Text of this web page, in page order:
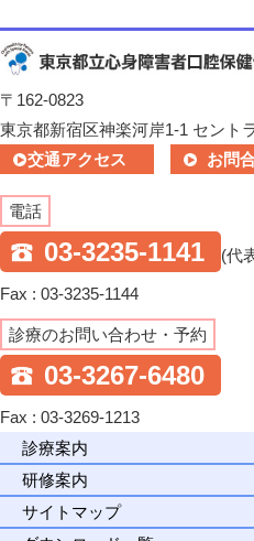
〒162-0823
東京都新宿区神楽河岸1-1 セント
交通アクセス
お問
電話
03-3235-1141 (代
Fax : 03-3235-1144
診療のお問い合わせ・予約
03-3267-6480
Fax : 03-3269-1213
診療案内
研修案内
サイトマップ